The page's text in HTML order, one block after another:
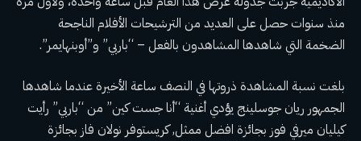
منذ سنوات حصل على العديد من الترشيحات الأفلام الناجحة
الضخمة التي شاهدها المشاهدون بالفعل – “باربي” و”أوبنهايمر”.
بلغت نسبة المشاهدة ذروتها في النصف ساعة الأخيرة عندما شاهدها
الجمهور ريان جوسلينج يؤدي أغنية “أنا جست كين” من “باربي” رأيت
كيليان ميرفي فوز بجائزة افضل ممثل,كريستوفر نولان فاز بجائزة